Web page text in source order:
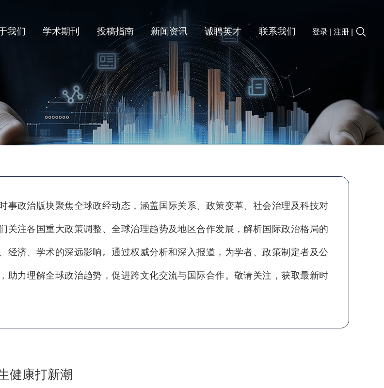
我们 学术期刊 投稿指南 新闻资讯 诚聘英才 联系我们 登录 |注册
事政治版块聚焦全球政经动态，涵盖国际关系、政策变革、社会治理及科技对
关注各国重大政策调整、全球治理趋势及地区合作发展，解析国际政治格局的
经济、学术的深远影响。通过权威分析和深入报道，为学者、政策制定者及公
助力理解全球政治趋势，促进跨文化交流与国际合作。敬请关注，获取最新时
健康打新潮